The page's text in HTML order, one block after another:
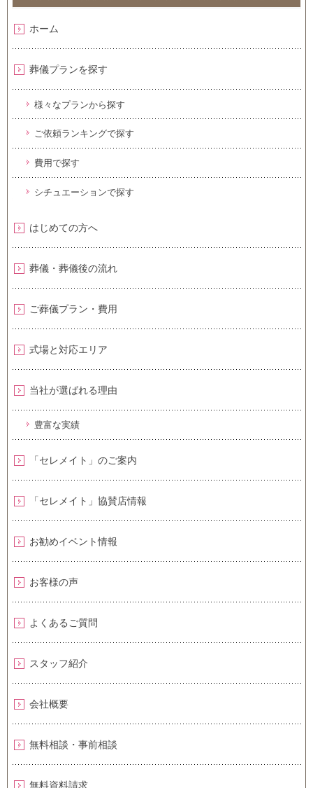
ホーム
葬儀プランを探す
様々なプランから探す
ご依頼ランキングで探す
費用で探す
シチュエーションで探す
はじめての方へ
葬儀・葬儀後の流れ
ご葬儀プラン・費用
式場と対応エリア
当社が選ばれる理由
豊富な実績
「セレメイト」のご案内
「セレメイト」協賛店情報
お勧めイベント情報
お客様の声
よくあるご質問
スタッフ紹介
会社概要
無料相談・事前相談
無料資料請求